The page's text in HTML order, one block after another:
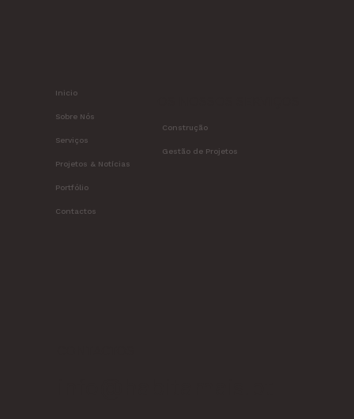
Inicio
Sobre Nós
Serviços
Projetos & Notícias
Portfólio
Contactos
Construção
Gestão de Projetos